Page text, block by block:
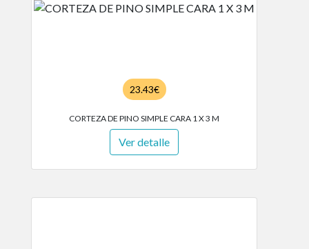
23.43€
CORTEZA DE PINO SIMPLE CARA 1 X 3 M
Ver detalle